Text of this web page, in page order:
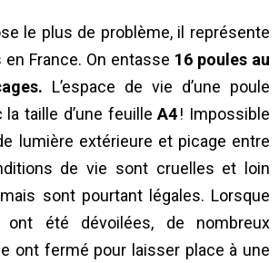
le plus de problème, il représente
France. On entasse 16 poules au
L’espace de vie d’une poule
la taille d’une feuilleA4! Impossible
lumière extérieure et picage entre
de vie sont cruelles et loin
sont pourtant légales. Lorsque
ont été dévoilées, de nombreux
ont fermé pour laisser place à une